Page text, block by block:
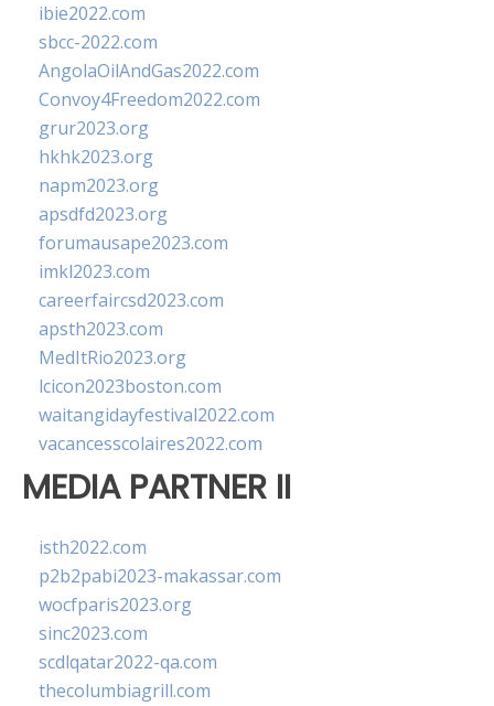
ibie2022.com
sbcc-2022.com
AngolaOilAndGas2022.com
Convoy4Freedom2022.com
grur2023.org
hkhk2023.org
napm2023.org
apsdfd2023.org
forumausape2023.com
imkl2023.com
careerfaircsd2023.com
apsth2023.com
MedItRio2023.org
lcicon2023boston.com
waitangidayfestival2022.com
vacancesscolaires2022.com
MEDIA PARTNER II
isth2022.com
p2b2pabi2023-makassar.com
wocfparis2023.org
sinc2023.com
scdlqatar2022-qa.com
thecolumbiagrill.com